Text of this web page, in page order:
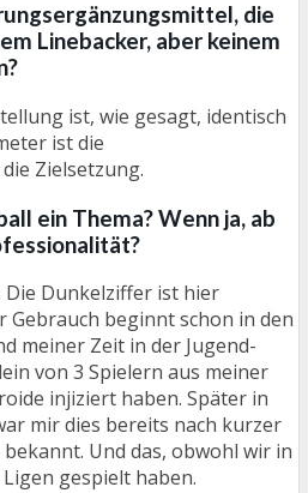
die
Linebacker, aber keinem
ist, wie gesagt, identisch
ist die
Zielsetzung.
ein Thema? Wenn ja, ab
Die Dunkelziffer ist hier
Gebrauch beginnt schon in den
meiner Zeit in der Jugend-
von 3 Spielern aus meiner
injiziert haben. Später in
mir dies bereits nach kurzer
Und das, obwohl wir in
gespielt haben.